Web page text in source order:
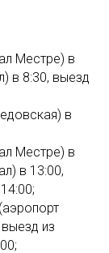
Местре) в
в 8:30, выезд
в
Местре) в
в 13:00,
из